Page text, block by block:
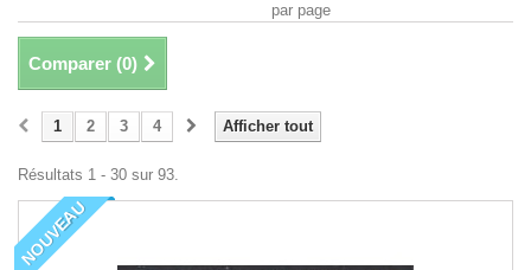
par page
Comparer (0)
Afficher tout
1 2 3 4
Résultats 1 - 30 sur 93.
NOUVEAU